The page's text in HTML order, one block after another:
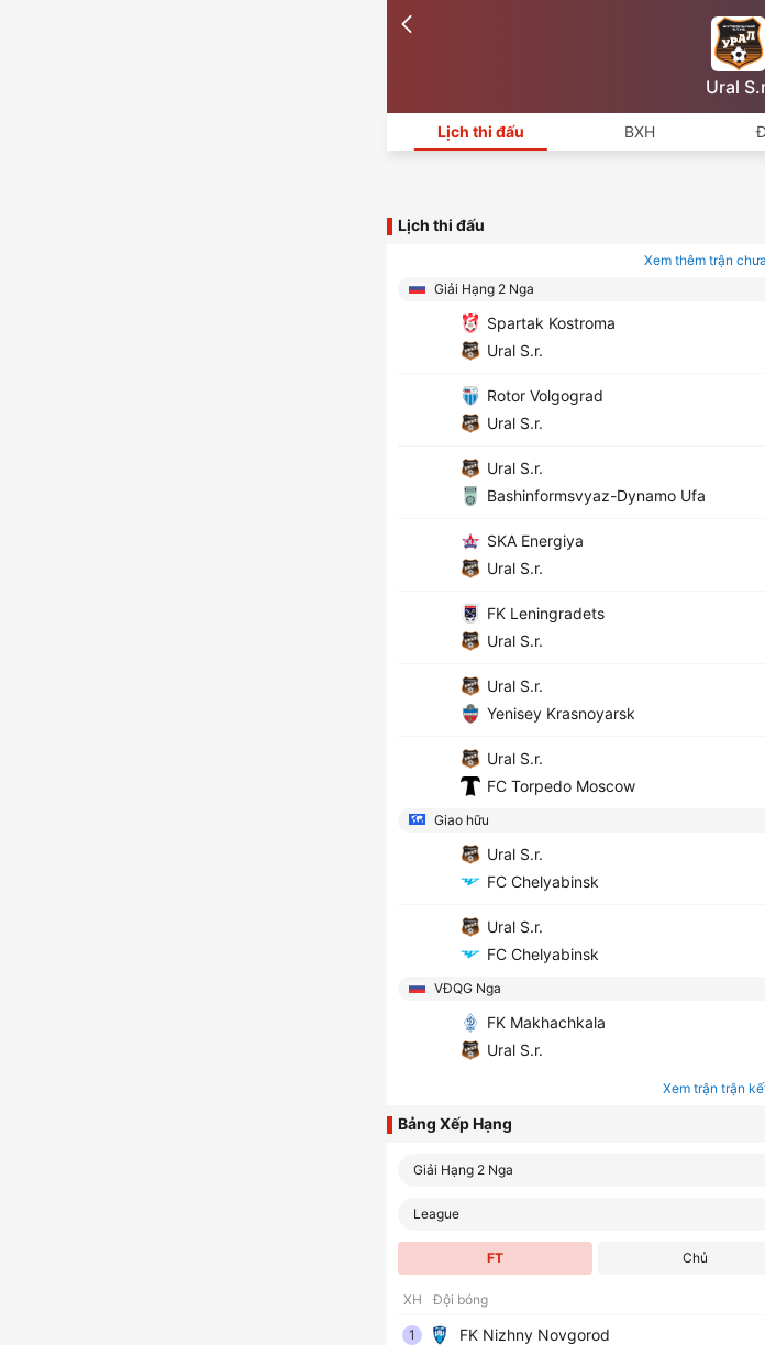
Ural
Lịch thi đấu BXH
Lịch thi đấu
Xem thêm trận
Giải Hạng 2 Nga
Spartak Kostroma
Ural S.r.
Rotor Volgograd
Ural S.r.
Ural S.r.
Bashinformsvyaz-Dynamo Ufa
SKA Energiya
Ural S.r.
FK Leningradets
Ural S.r.
Ural S.r.
Yenisey Krasnoyarsk
Ural S.r.
FC Torpedo Moscow
Giao hữu
Ural S.r.
FC Chelyabinsk
Ural S.r.
FC Chelyabinsk
VĐQG Nga
FK Makhachkala
Ural S.r.
Xem trận trận
Bảng Xếp Hạng
Giải Hạng 2 Nga
League
FT Chủ
XH Đội bóng
1 FK Nizhny Novgorod